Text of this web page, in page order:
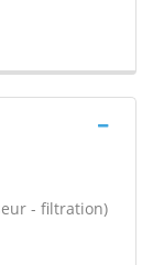
- filtration)